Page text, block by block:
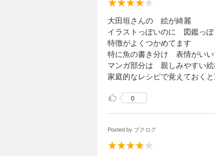
大田垣さんの 絵が綺麗
イラストっぽいのに 図鑑っぽ
特徴がよくつかめてます
特に魚の書き分け 表情がいい
マンガ部分は 親しみやすい
家庭的なレシピで覚えておく
0
Posted by ブクログ